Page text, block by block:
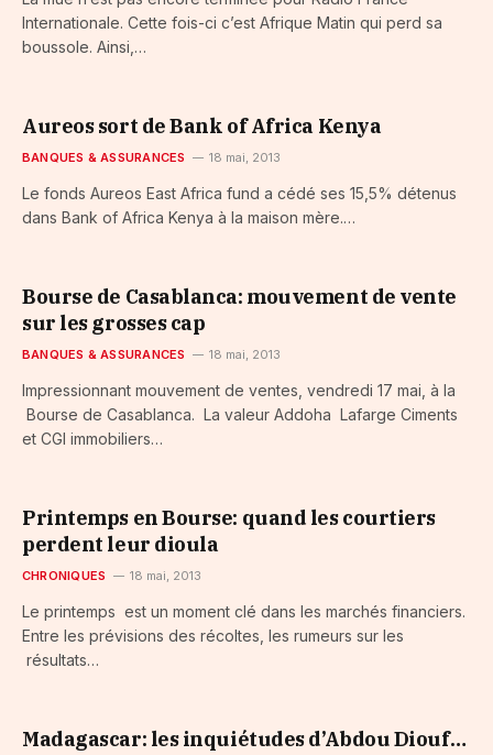
Internationale. Cette fois-ci c’est Afrique Matin qui perd sa
boussole. Ainsi,…
Aureos sort de Bank of Africa Kenya
BANQUES & ASSURANCES 18 mai, 2013
Le fonds Aureos East Africa fund a cédé ses 15,5% détenus
dans Bank of Africa Kenya à la maison mère.…
Bourse de Casablanca: mouvement de vente
sur les grosses cap
BANQUES & ASSURANCES 18 mai, 2013
Impressionnant mouvement de ventes, vendredi 17 mai, à la
Bourse de Casablanca. La valeur Addoha Lafarge Ciments
et CGI immobiliers…
Printemps en Bourse: quand les courtiers
perdent leur dioula
CHRONIQUES 18 mai, 2013
Le printemps est un moment clé dans les marchés financiers.
Entre les prévisions des récoltes, les rumeurs sur les
résultats…
Madagascar: les inquiétudes d’Abdou Diouf…